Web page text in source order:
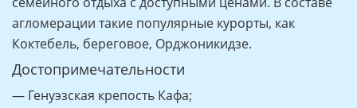
агломерации такие популярные курорты, как
Коктебель, береговое, Орджоникидзе.
Достопримечательности
— Генуэзская крепость Кафа;